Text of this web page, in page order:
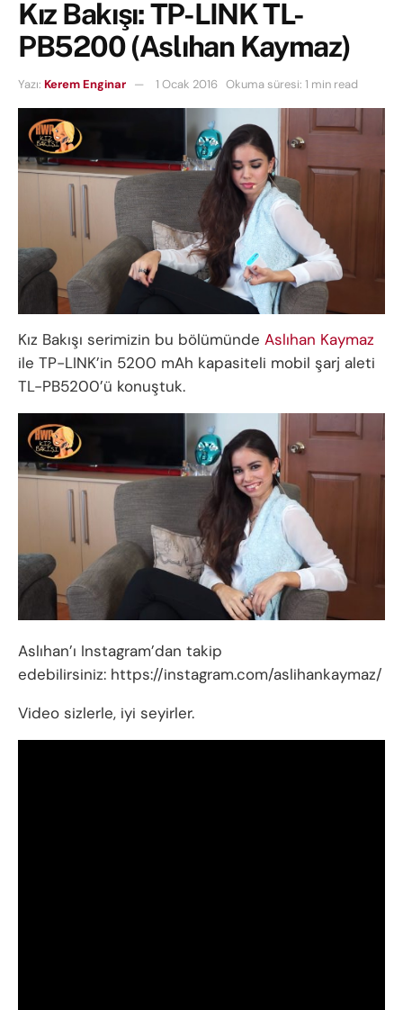
Kız Bakışı: TP-LINK TL-
PB5200 (Aslıhan Kaymaz)
Yazı: Kerem Enginar 1 Ocak 2016 Okuma süresi: 1 min read
Kız Bakışı serimizin bu bölümünde Aslıhan Kaymaz
ile TP-LINK’in 5200 mAh kapasiteli mobil şarj aleti
TL-PB5200’ü konuştuk.
Aslıhan’ı Instagram’dan takip
edebilirsiniz: https://instagram.com/aslihankaymaz/
Video sizlerle, iyi seyirler.